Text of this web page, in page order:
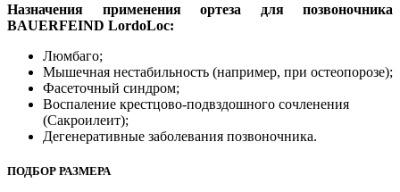
Назначения применения ортеза для позвоночника
BAUERFEIND LordoLoc:
Люмбаго;
Мышечная нестабильность (например, при остеопорозе);
Фасеточный синдром;
Воспаление крестцово-подвздошного сочленения
(Сакроилеит);
Дегенеративные заболевания позвоночника.
ПОДБОР РАЗМЕРА